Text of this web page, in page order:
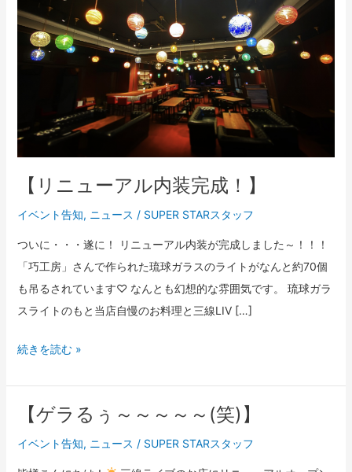
【リニューアル内装完成！】
イベント告知, ニュース / SUPER STARスタッフ
ついに・・・遂に！ リニューアル内装が完成しました～！！！
「巧工房」さんで作られた琉球ガラスのライトがなんと約70個
も吊るされています♡ なんとも幻想的な雰囲気です。 琉球ガラ
スライトのもと当店自慢のお料理と三線LIV […]
ア
成！】
続きを読む »
【ゲラるぅ～～～～～(笑)】
イベント告知, ニュース / SUPER STARスタッフ
【ゲ